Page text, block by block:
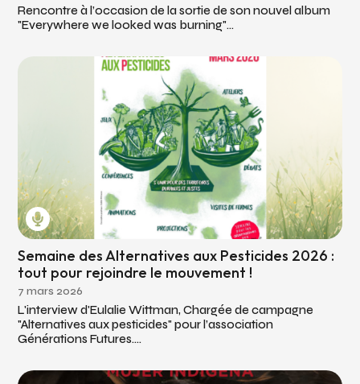
Rencontre à l’occasion de la sortie de son nouvel album
"Everywhere we looked was burning"...
Semaine des Alternatives aux Pesticides 2026 :
tout pour rejoindre le mouvement !
7 mars 2026
L'interview d'Eulalie Wittman, Chargée de campagne
"Alternatives aux pesticides" pour l’association
Générations Futures....